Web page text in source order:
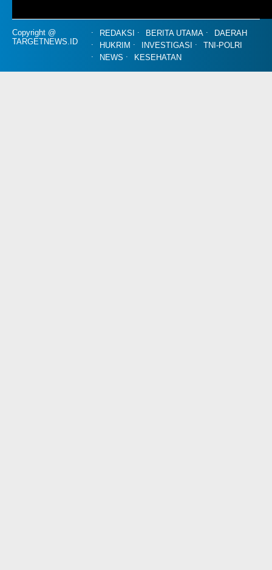
Copyright @
TARGETNEWS.ID
REDAKSI BERITA UTAMA
DAERAH
HUKRIM
INVESTIGASI
TNI-POLRI
NEWS
KESEHATAN